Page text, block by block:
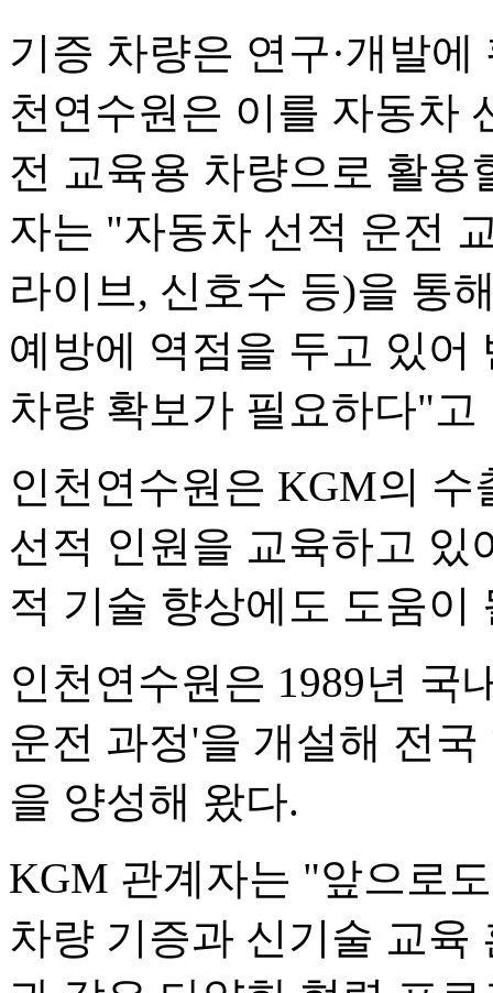
기증 차량은 연구·개발
천연수원은 이를 자동차
전 교육용 차량으로 활용
자는 "자동차 선적 운전
라이브, 신호수 등)을 통
예방에 역점을 두고 있어
차량 확보가 필요하다"고
인천연수원은 KGM의
선적 인원을 교육하고 있
적 기술 향상에도 도움이
인천연수원은 1989년 국
운전 과정'을 개설해 전
을 양성해 왔다.
KGM 관계자는 "앞으로
차량 기증과 신기술 교육